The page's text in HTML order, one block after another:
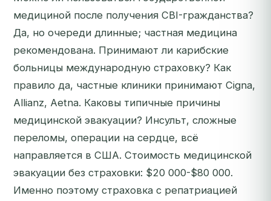
медициной после получения CBI-гражданства?
Да, но очереди длинные; частная медицина
рекомендована. Принимают ли карибские
больницы международную страховку? Как
правило да, частные клиники принимают Cigna,
Allianz, Aetna. Каковы типичные причины
медицинской эвакуации? Инсульт, сложные
переломы, операции на сердце, всё
направляется в США. Стоимость медицинской
эвакуации без страховки: $20 000-$80 000.
Именно поэтому страховка с репатриацией